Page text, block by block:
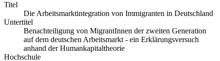
Titel
Die Arbeitsmarktintegration von Immigranten in Deutschland
Untertitel
Benachteiligung von MigrantInnen der zweiten Generation
auf dem deutschen Arbeitsmarkt - ein Erklärungsversuch
anhand der Humankapitaltheorie
Hochschule